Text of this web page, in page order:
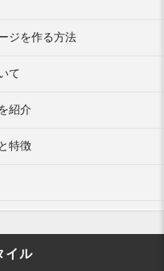
ジを作る方法
て
紹介
特徴
イル